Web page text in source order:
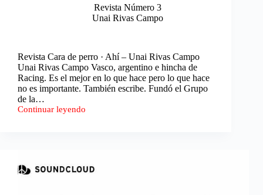
Revista Número 3
Unai Rivas Campo
Revista Cara de perro · Ahí – Unai Rivas Campo
Unai Rivas Campo Vasco, argentino e hincha de
Racing. Es el mejor en lo que hace pero lo que hace
no es importante. También escribe. Fundó el Grupo
de la…
Continuar leyendo
Ahí